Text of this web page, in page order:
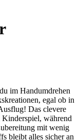
im Handumdrehen
egal ob in
Das clevere
Kinderspiel, während
mit wenig
bleibt alles sicher an